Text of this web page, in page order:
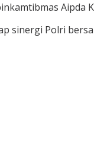
Aipda
sinergi Polri